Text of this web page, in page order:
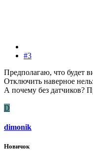
#3
Предполагаю, что будет
Отключить наверное
А почему без датчиков?
D
dimonik
Новичок